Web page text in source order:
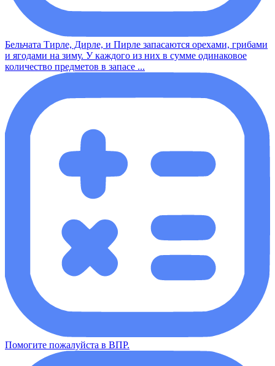
Бельчата Тирле, Дирле, и Пирле запасаются орехами, грибами
и ягодами на зиму. У каждого из них в сумме одинаковое
количество предметов в запасе ...
Помогите пожалуйста в ВПР.